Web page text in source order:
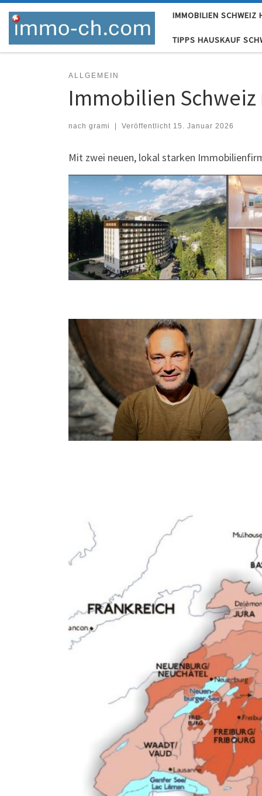
Skip to content IMMOBILIEN SCHWEIZ
TIPPS HAUSKAUF
ALLGEMEIN
Immobilien Schweiz
nach grami | Veröffentlicht 15. Januar 2026
Mit zwei neuen, lokal starken